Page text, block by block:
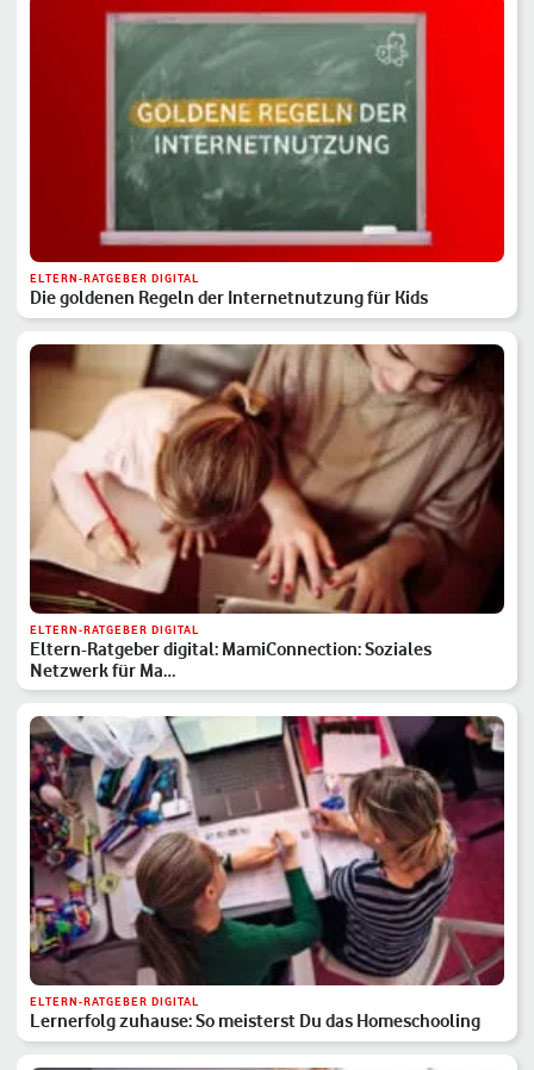
ELTERN-RATGEBER DIGITAL
Die goldenen Regeln der Internetnutzung für Kids
ELTERN-RATGEBER DIGITAL
Eltern-Ratgeber digital: MamiConnection: Soziales
Netzwerk für Ma…
ELTERN-RATGEBER DIGITAL
Lernerfolg zuhause: So meisterst Du das Homeschooling